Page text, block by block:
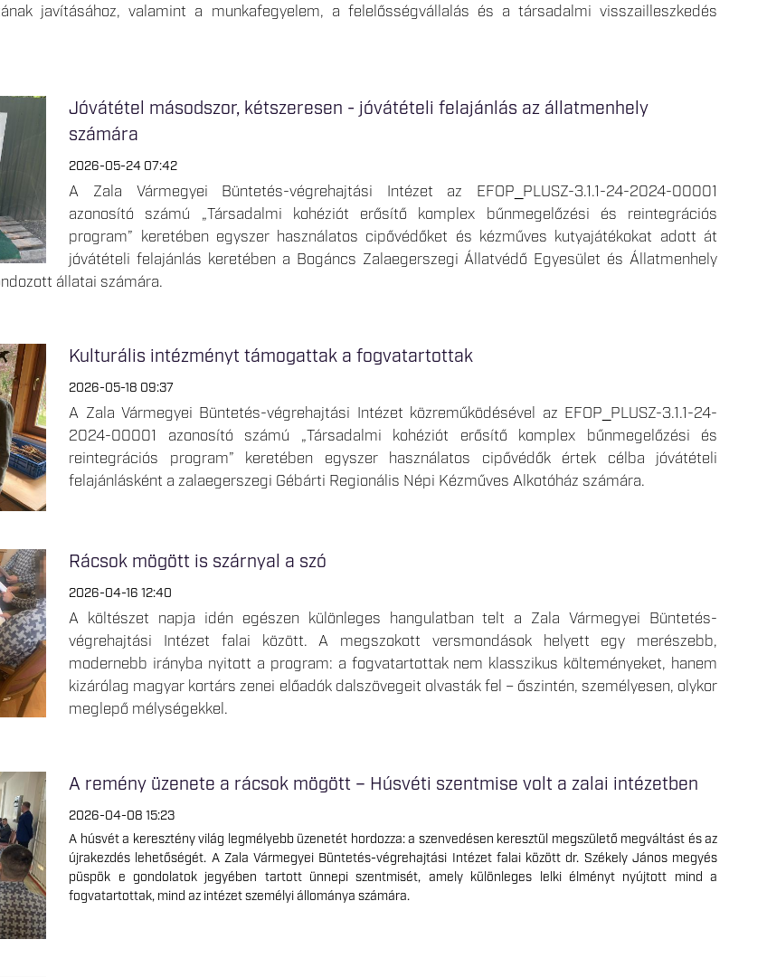
javításához, valamint a munkafegyelem, a felelősségvállalás és a társadalmi visszailleszkedés
Jóvátétel másodszor, kétszeresen - jóvátételi felajánlás az állatmenhely
számára
2026-05-24 07:42
A Zala Vármegyei Büntetés-végrehajtási Intézet az EFOP_PLUSZ-3.1.1-24-2024-00001
azonosító számú „Társadalmi kohéziót erősítő komplex bűnmegelőzési és reintegrációs
program” keretében egyszer használatos cipővédőket és kézműves kutyajátékokat adott át
jóvátételi felajánlás keretében a Bogáncs Zalaegerszegi Állatvédő Egyesület és Állatmenhely
állatai számára.
Kulturális intézményt támogattak a fogvatartottak
2026-05-18 09:37
A Zala Vármegyei Büntetés-végrehajtási Intézet közreműködésével az EFOP_PLUSZ-3.1.1-24-
2024-00001 azonosító számú „Társadalmi kohéziót erősítő komplex bűnmegelőzési és
reintegrációs program” keretében egyszer használatos cipővédők értek célba jóvátételi
felajánlásként a zalaegerszegi Gébárti Regionális Népi Kézműves Alkotóház számára.
Rácsok mögött is szárnyal a szó
2026-04-16 12:40
A költészet napja idén egészen különleges hangulatban telt a Zala Vármegyei Büntetés-
végrehajtási Intézet falai között. A megszokott versmondások helyett egy merészebb,
modernebb irányba nyitott a program: a fogvatartottak nem klasszikus költeményeket, hanem
kizárólag magyar kortárs zenei előadók dalszövegeit olvasták fel – őszintén, személyesen, olykor
meglepő mélységekkel.
A remény üzenete a rácsok mögött – Húsvéti szentmise volt a zalai intézetben
2026-04-08 15:23
A húsvét a keresztény világ legmélyebb üzenetét hordozza: a szenvedésen keresztül megszülető megváltást és az
újrakezdés lehetőségét. A Zala Vármegyei Büntetés-végrehajtási Intézet falai között dr. Székely János megyés
püspök e gondolatok jegyében tartott ünnepi szentmisét, amely különleges lelki élményt nyújtott mind a
fogvatartottak, mind az intézet személyi állománya számára.